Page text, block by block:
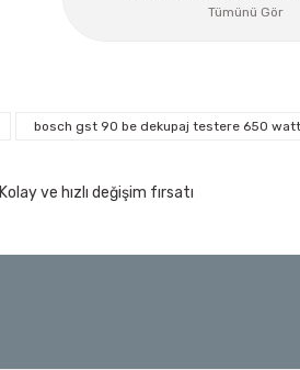
Nm
Tümünü Gör
bosch gst 90 be dekupaj testere 650 watt
Kolay ve hızlı değişim fırsatı